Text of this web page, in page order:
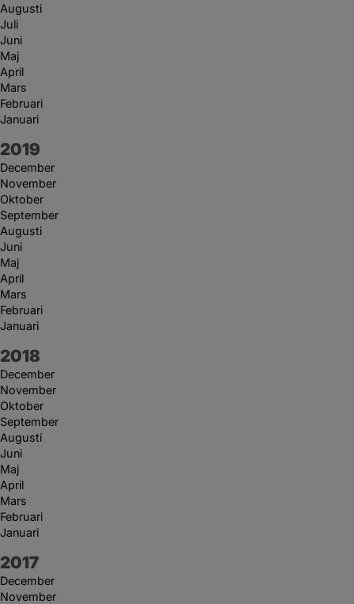
Augusti
Juli
Juni
Maj
April
Mars
Februari
Januari
År:
2019
December
November
Oktober
September
Augusti
Juni
Maj
April
Mars
Februari
Januari
År:
2018
December
November
Oktober
September
Augusti
Juni
Maj
April
Mars
Februari
Januari
År:
2017
December
November